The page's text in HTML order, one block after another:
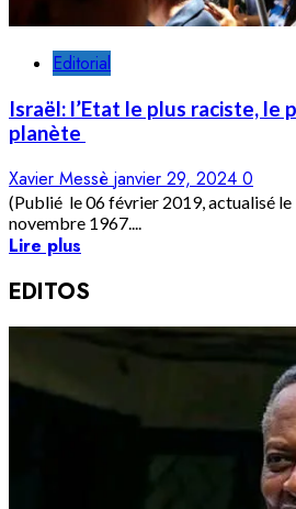
Editorial
Israël: l’Etat le plus raciste, le
planète
Xavier Messè janvier 29, 2024 0
(Publié le 06 février 2019, actualisé le
novembre 1967....
Lire plus
EDITOS